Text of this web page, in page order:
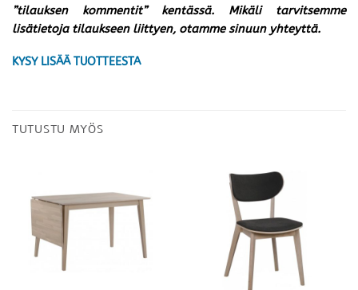
”tilauksen kommentit” kentässä. Mikäli tarvitsemme
lisätietoja tilaukseen liittyen, otamme sinuun yhteyttä.
KYSY LISÄÄ TUOTTEESTA
TUTUSTU MYÖS